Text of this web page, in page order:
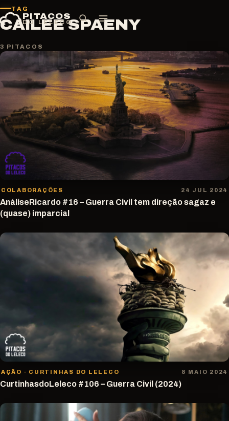
Pular
para
o
conteúdo
PITACOS
DO LELECO
TAG
CAILEE SPAENY
3 PITACOS
COLABORAÇÕES 24 JUL 2024
AnáliseRicardo #16 – Guerra Civil tem direção sagaz e
(quase) imparcial
AÇÃO · CURTINHAS DO LELECO 8 MAIO 2024
CurtinhasdoLeleco #106 – Guerra Civil (2024)